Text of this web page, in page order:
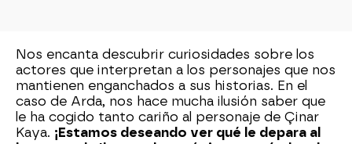
Nos encanta descubrir curiosidades sobre los
actores que interpretan a los personajes que nos
mantienen enganchados a sus historias. En el
caso de Arda, nos hace mucha ilusión saber que
le ha cogido tanto cariño al personaje de Çinar
Kaya. ¡Estamos deseando ver qué le depara al